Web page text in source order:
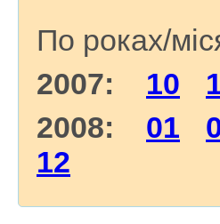
По роках/
2007: 10
2008: 01
12